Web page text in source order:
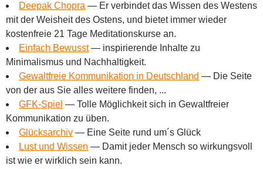
Deepak Chopra — Er verbindet das Wissen des Westens
mit der Weisheit des Ostens, und bietet immer wieder
kostenfreie 21 Tage Meditationskurse an.
Einfach Bewusst— inspirierende Inhalte zu
Minimalismus und Nachhaltigkeit.
Gewaltfreie Kommunikation in Deutschland — Die Seite
von der aus Sie alles weitere finden, ...
GFK-Spiel — Tolle Möglichkeit sich in Gewaltfreier
Kommunikation zu üben.
Glücksarchiv — Eine Seite rund um´s Glück
Lust und Wissen — Damit jeder Mensch so wirkungsvoll
ist wie er wirklich sein kann.